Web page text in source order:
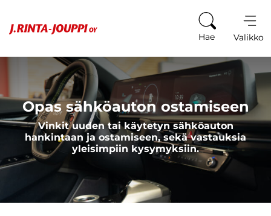
Hae Valikko
Opas sähköauton ostamiseen
Vinkit uuden tai käytetyn sähköauton
hankintaan ja ostamiseen, sekä vastauksia
yleisimpiin kysymyksiin.